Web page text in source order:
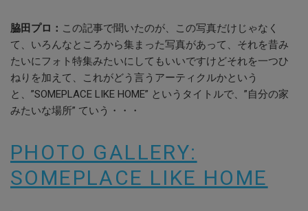
脇田プロ： この記事で聞いたのが、この写真だけじゃなく
て、いろんなところから集まった写真があって、それを昔み
たいにフォト特集みたいにしてもいいですけどそれを一つひ
ねりを加えて、これがどう言うアーティクルかという
と、”SOMEPLACE LIKE HOME” というタイトルで、”自分の家
みたいな場所” ていう・・・
PHOTO GALLERY:
SOMEPLACE LIKE HOME